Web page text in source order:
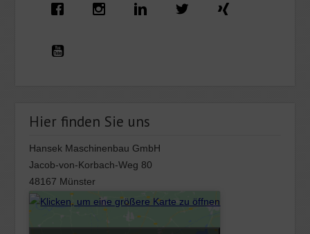
Hier finden Sie uns
Hansek Maschinenbau GmbH
Jacob-von-Korbach-Weg 80
48167 Münster